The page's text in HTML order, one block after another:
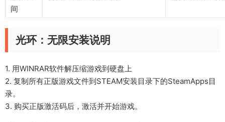
间
光环：无限安装说明
1. 用WINRAR软件解压缩游戏到硬盘上
2. 复制所有正版游戏文件到STEAM安装目录下的SteamApps目
录。
3. 购买正版激活码后，激活并开始游戏。